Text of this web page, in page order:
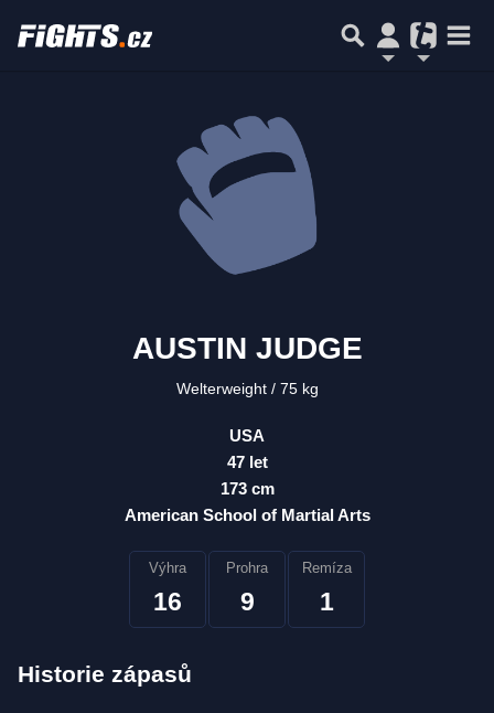
AUSTIN JUDGE
Welterweight 75 kg
USA
47 let
173 cm
American School of Martial Arts
Výhra
16
Prohra
9
Remíza
1
Historie zápasů